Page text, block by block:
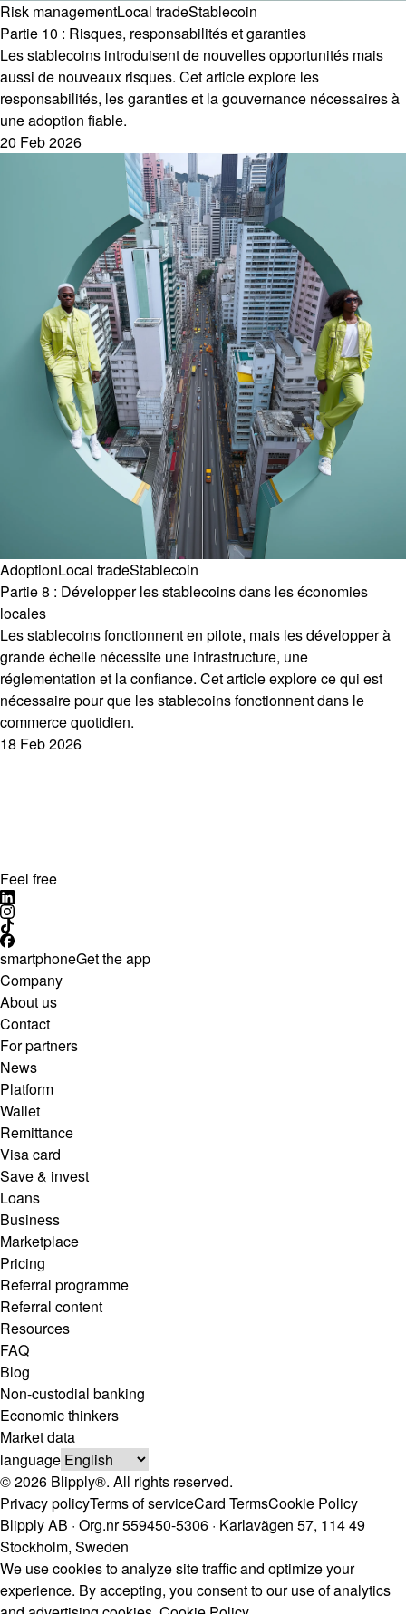
Risk managementLocal tradeStablecoin
Partie 10 : Risques, responsabilités et garanties
Les stablecoins introduisent de nouvelles opportunités mais
aussi de nouveaux risques. Cet article explore les
responsabilités, les garanties et la gouvernance nécessaires à
une adoption fiable.
20 Feb 2026
AdoptionLocal tradeStablecoin
Partie 8 : Développer les stablecoins dans les économies
locales
Les stablecoins fonctionnent en pilote, mais les développer à
grande échelle nécessite une infrastructure, une
réglementation et la confiance. Cet article explore ce qui est
nécessaire pour que les stablecoins fonctionnent dans le
commerce quotidien.
18 Feb 2026
Feel free
smartphoneGet the app
Company
About us
Contact
For partners
News
Platform
Wallet
Remittance
Visa card
Save & invest
Loans
Business
Marketplace
Pricing
Referral programme
Referral content
Resources
FAQ
Blog
Non-custodial banking
Economic thinkers
Market data
language
© 2026 Blipply®. All rights reserved.
Privacy policyTerms of serviceCard TermsCookie Policy
Blipply AB · Org.nr 559450-5306 · Karlavägen 57, 114 49
Stockholm, Sweden
We use cookies to analyze site traffic and optimize your
experience. By accepting, you consent to our use of analytics